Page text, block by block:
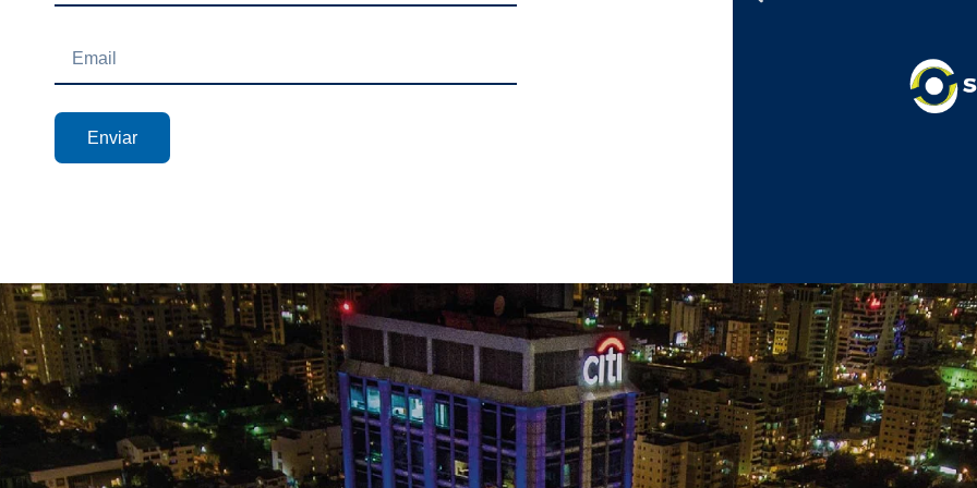
Enviar
Contrata un
compartiendo